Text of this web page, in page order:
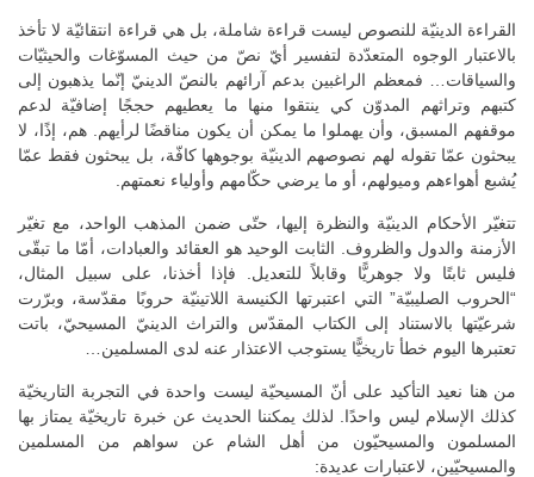
القراءة الدينيّة للنصوص ليست قراءة شاملة، بل هي قراءة انتقائيّة لا تأخذ
بالاعتبار الوجوه المتعدّدة لتفسير أيّ نصّ من حيث المسوّغات والحيثيّات
والسياقات… فمعظم الراغبين بدعم آرائهم بالنصّ الدينيّ إنّما يذهبون إلى
كتبهم وتراثهم المدوّن كي ينتقوا منها ما يعطيهم حججًا إضافيّة لدعم
موقفهم المسبق، وأن يهملوا ما يمكن أن يكون مناقضًا لرأيهم. هم، إذًا، لا
يبحثون عمّا تقوله لهم نصوصهم الدينيّة بوجوهها كافّة، بل يبحثون فقط عمّا
يُشبع أهواءهم وميولهم، أو ما يرضي حكّامهم وأولياء نعمتهم.
تتغيّر الأحكام الدينيّة والنظرة إليها، حتّى ضمن المذهب الواحد، مع تغيّر
الأزمنة والدول والظروف. الثابت الوحيد هو العقائد والعبادات، أمّا ما تبقّى
فليس ثابتًا ولا جوهريًّا وقابلاً للتعديل. فإذا أخذنا، على سبيل المثال،
“الحروب الصليبيّة” التي اعتبرتها الكنيسة اللاتينيّة حروبًا مقدّسة، وبرّرت
شرعيّتها بالاستناد إلى الكتاب المقدّس والتراث الدينيّ المسيحيّ، باتت
تعتبرها اليوم خطأ تاريخيًّا يستوجب الاعتذار عنه لدى المسلمين…
من هنا نعيد التأكيد على أنّ المسيحيّة ليست واحدة في التجربة التاريخيّة
كذلك الإسلام ليس واحدًا. لذلك يمكننا الحديث عن خبرة تاريخيّة يمتاز بها
المسلمون والمسيحيّون من أهل الشام عن سواهم من المسلمين
والمسيحيّين، لاعتبارات عديدة: